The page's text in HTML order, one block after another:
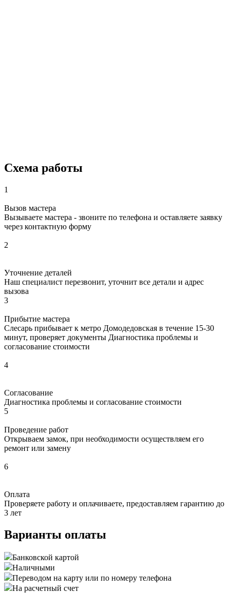
Схема работы
1
Вызов мастера
Вызываете мастера - звоните по телефона и оставляете заявку
через контактную форму
2
Уточнение деталей
Наш специалист перезвонит, уточнит все детали и адрес
вызова
3
Прибытие мастера
Слесарь прибывает к метро Домодедовская в течение 15-30
минут, проверяет документы Диагностика проблемы и
согласование стоимости
4
Согласование
Диагностика проблемы и согласование стоимости
5
Проведение работ
Открываем замок, при необходимости осуществляем его
ремонт или замену
6
Оплата
Проверяете работу и оплачиваете, предоставляем гарантию до
3 лет
Варианты оплаты
Банковской картой
Наличными
Переводом на карту или по номеру телефона
На расчетный счет